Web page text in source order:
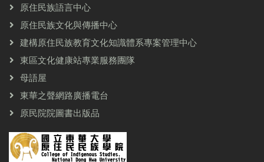
原住民族語言中心
原住民族文化與傳播中心
建構原住民族教育文化知識體系專案管理中心
東區文化健康站專業服務團隊
母語屋
東華之聲網路廣播電台
原民院院圖書出版品